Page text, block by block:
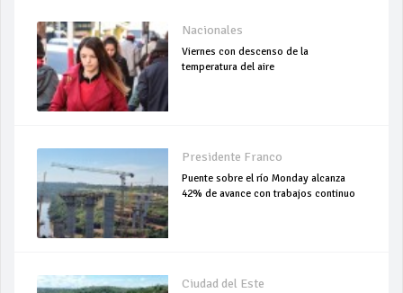
Nacionales
Viernes con descenso de la
temperatura del aire
Presidente Franco
Puente sobre el río Monday alcanza
42% de avance con trabajos continuo
Ciudad del Este